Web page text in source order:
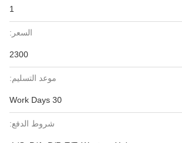
السعر:
2300
موعد التسليم:
30 Work Days
شروط الدفع: